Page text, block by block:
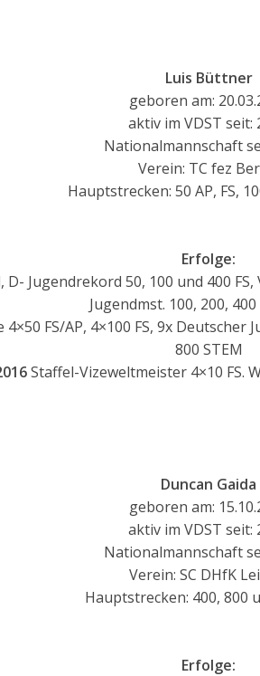
Luis Büttner
geboren am:
aktiv im VDST seit:
Nationalmannschaft
Verein: TC fez
Hauptstrecken: 50 AP, FS,
Erfolge:
Jugendrekord 50, 100 und 400
Jugendmst. 100, 200, 400
FS/AP, 4×100 FS, 9x Deutscher
800 STEM
Staffel-Vizeweltmeister 4×10 FS.
Duncan Gaida
geboren am:
aktiv im VDST seit:
Nationalmannschaft
Verein: SC DHfK
Hauptstrecken: 400, 800
Erfolge: